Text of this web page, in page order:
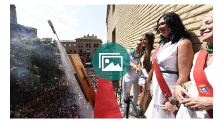
GALERÍAS
VÍDEOS
CONTACTAR
FIESTAS EN EL ALTO ARAGÓN
FIESTAS DE SAN LORENZO
AGENDA